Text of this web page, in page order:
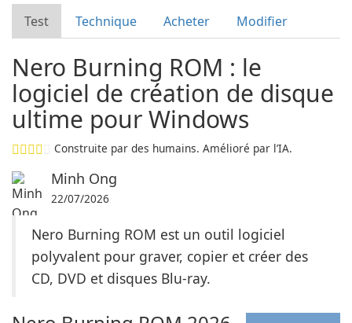
Test Technique Acheter Modifier
Nero Burning ROM : le
logiciel de création de disque
ultime pour Windows
Construite par des humains. Amélioré par l’IA.
Minh Ong
22/07/2026
Nero Burning ROM est un outil logiciel
polyvalent pour graver, copier et créer des
CD, DVD et disques Blu-ray.